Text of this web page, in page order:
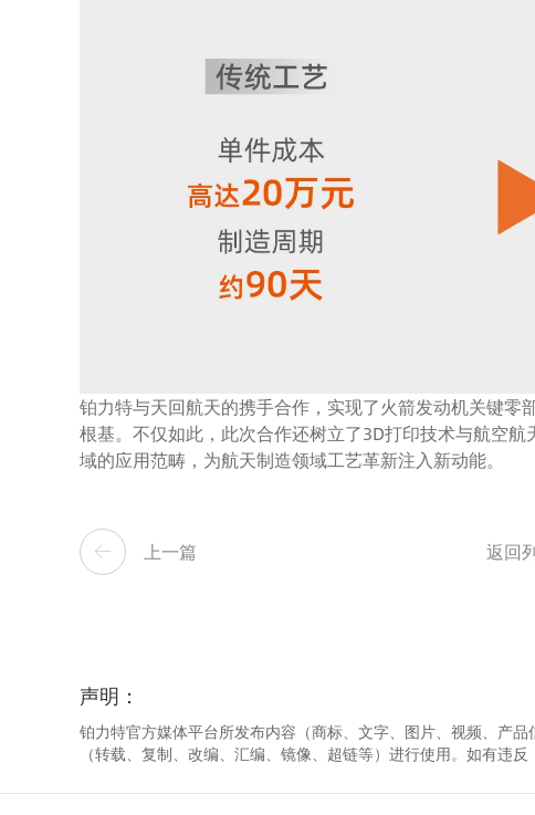
铂力特与天回航天的携手合作，实现了火箭发动机关键
根基。不仅如此，此次合作还树立了3D打印技术与航空
域的应用范畴，为航天制造领域工艺革新注入新动能。
上一篇 返回
声明：
铂力特官方媒体平台所发布内容（商标、文字、图片、视频、产
（转载、复制、改编、汇编、镜像、超链等）进行使用。如有违反